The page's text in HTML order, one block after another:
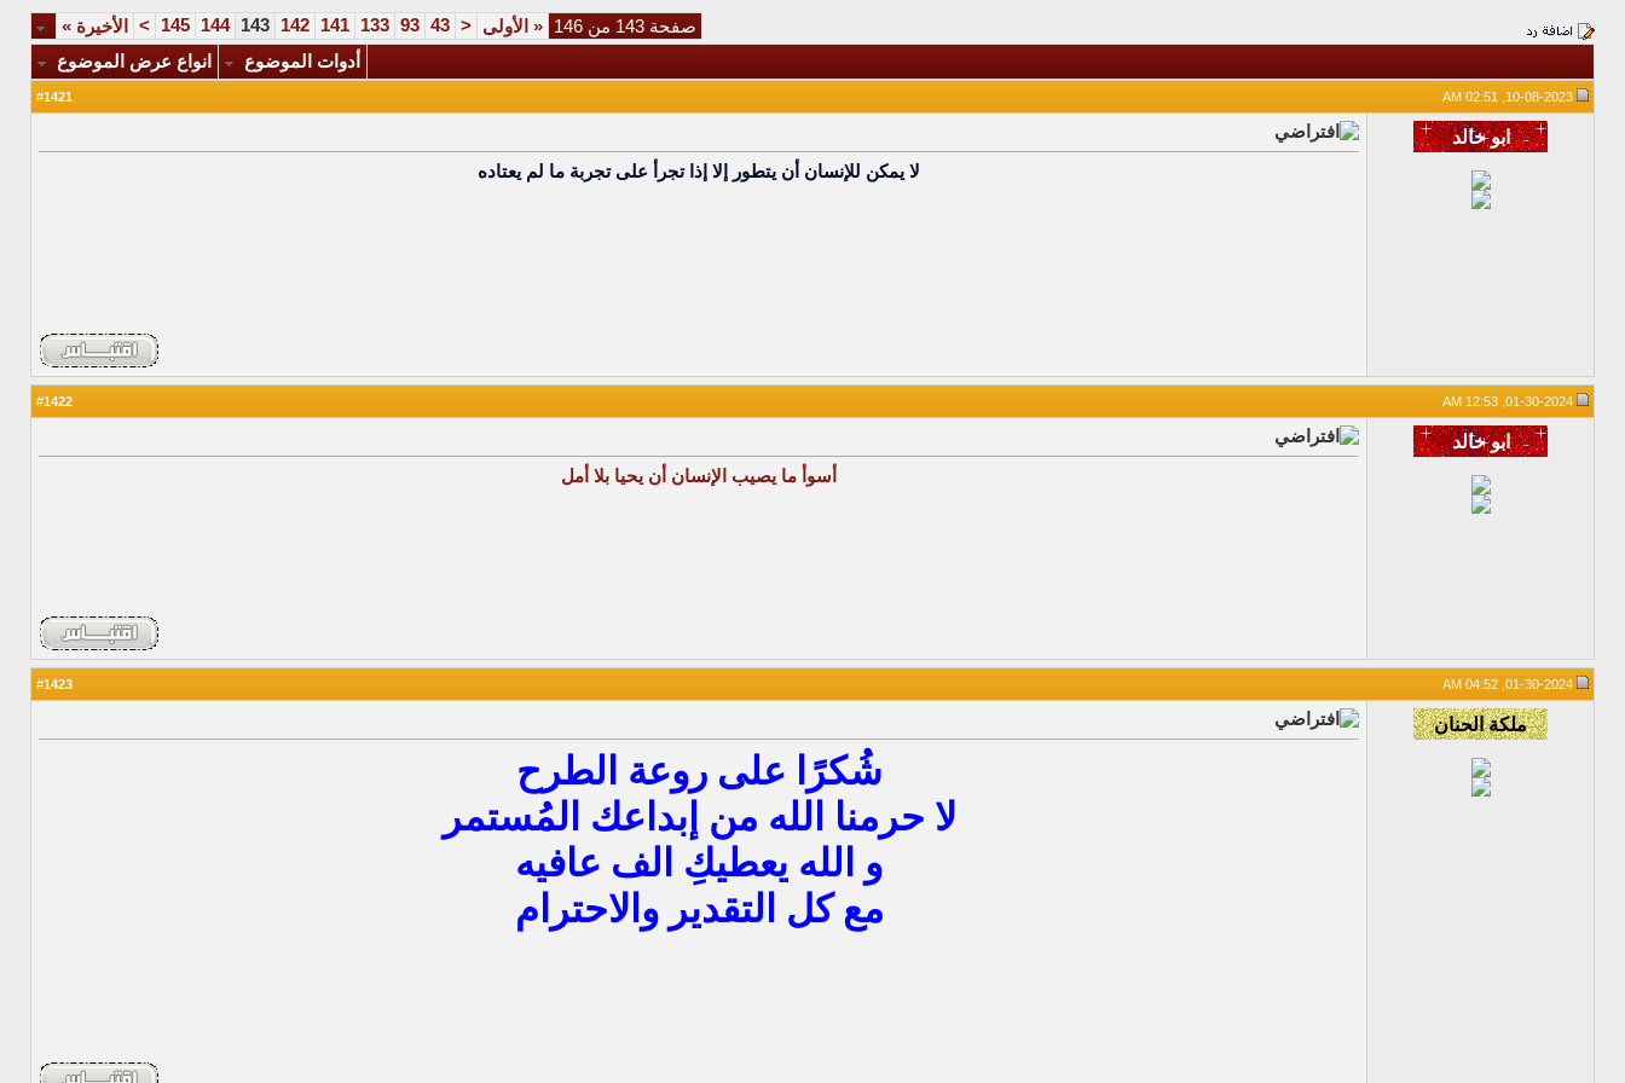
صفحة 143 من 146 « الأولى <
43
93
133
141
142
143
144
145
> الأخيرة »
أدوات الموضوع
انواع عرض الموضوع
1421
لا يمكن للإنسان أن يتطور إلا إذا تجرأ على تجربة ما لم يعتاده
1422
أسوأ ما يصيب الإنسان أن يحيا بلا أمل
1423
شُكرًا على روعة الطرح
لا حرمنا الله من إبداعك المُستمر
و الله يعطيكِ الف عافيه
مع كل التقدير والاحترام